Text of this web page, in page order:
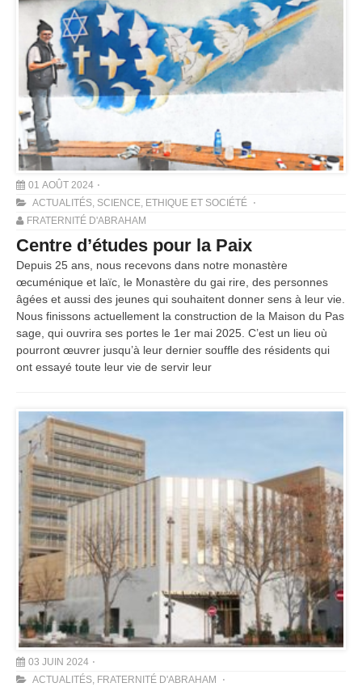
01 AOÛT 2024
ACTUALITÉS, SCIENCE, ETHIQUE ET SOCIÉTÉ
FRATERNITÉ D'ABRAHAM
Centre d’études pour la Paix
Depuis 25 ans, nous recevons dans notre monastère
œcuménique et laïc, le Monastère du gai rire, des personnes
âgées et aussi des jeunes qui souhaitent donner sens à leur vie.
Nous finissons actuellement la construction de la Maison du Pas
sage, qui ouvrira ses portes le 1er mai 2025. C’est un lieu où
pourront œuvrer jusqu’à leur dernier souffle des résidents qui
ont essayé toute leur vie de servir leur
03 JUIN 2024
ACTUALITÉS, FRATERNITÉ D'ABRAHAM